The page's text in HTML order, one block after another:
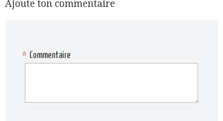
Ajoute ton commentaire
Commentaire
*